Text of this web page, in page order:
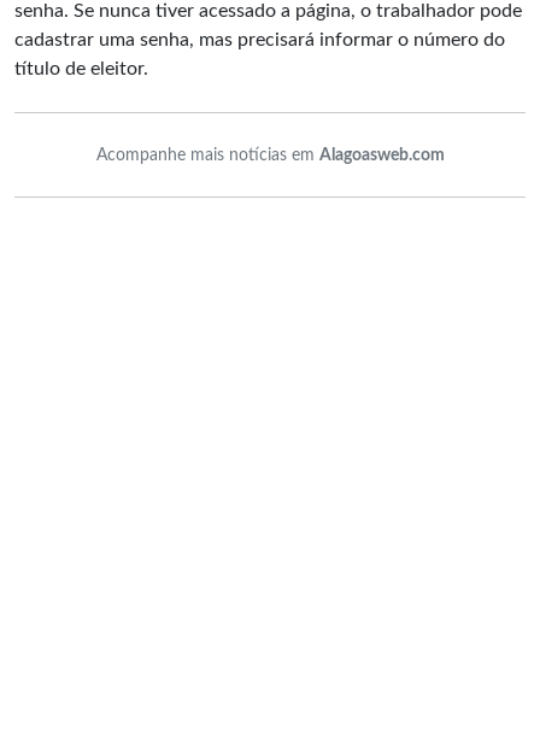
senha. Se nunca tiver acessado a página, o trabalhador pode
cadastrar uma senha, mas precisará informar o número do
título de eleitor.
Acompanhe mais notícias em Alagoasweb.com